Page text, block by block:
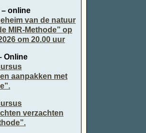
– online
van de natuur
MIR-Methode” op
om 20.00 uur
Online
aanpakken met
verzachten